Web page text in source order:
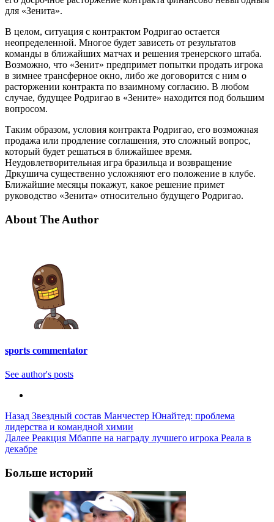
для «Зенита».
В целом, ситуация с контрактом Родригао остается
неопределенной. Многое будет зависеть от результатов
команды в ближайших матчах и решения тренерского штаба.
Возможно, что «Зенит» предпримет попытки продать игрока
в зимнее трансферное окно, либо же договорится с ним о
расторжении контракта по взаимному согласию. В любом
случае, будущее Родригао в «Зените» находится под большим
вопросом.
Таким образом, условия контракта Родригао, его возможная
продажа или продление соглашения, это сложный вопрос,
который будет решаться в ближайшее время.
Неудовлетворительная игра бразильца и возвращение
Дркушича существенно усложняют его положение в клубе.
Ближайшие месяцы покажут, какое решение примет
руководство «Зенита» относительно будущего Родригао.
About The Author
sports commentator
See author's posts
Post
Navigation
Назад Звездный состав Манчестер Юнайтед: проблема
лидерства и командной химии
Далее Реакция Мбаппе на награду лучшего игрока Реала в
декабре
Больше историй